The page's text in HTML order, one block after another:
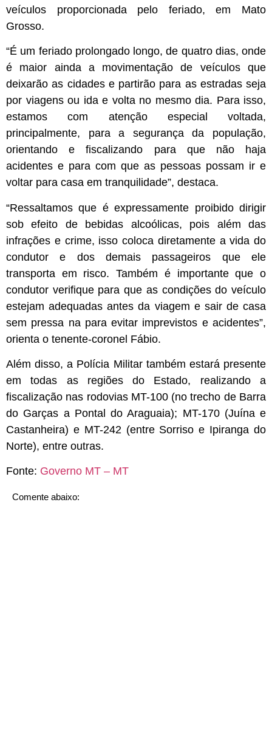
veículos proporcionada pelo feriado, em Mato
Grosso.
“É um feriado prolongado longo, de quatro dias, onde
é maior ainda a movimentação de veículos que
deixarão as cidades e partirão para as estradas seja
por viagens ou ida e volta no mesmo dia. Para isso,
estamos com atenção especial voltada,
principalmente, para a segurança da população,
orientando e fiscalizando para que não haja
acidentes e para com que as pessoas possam ir e
voltar para casa em tranquilidade”, destaca.
“Ressaltamos que é expressamente proibido dirigir
sob efeito de bebidas alcoólicas, pois além das
infrações e crime, isso coloca diretamente a vida do
condutor e dos demais passageiros que ele
transporta em risco. Também é importante que o
condutor verifique para que as condições do veículo
estejam adequadas antes da viagem e sair de casa
sem pressa na para evitar imprevistos e acidentes”,
orienta o tenente-coronel Fábio.
Além disso, a Polícia Militar também estará presente
em todas as regiões do Estado, realizando a
fiscalização nas rodovias MT-100 (no trecho de Barra
do Garças a Pontal do Araguaia); MT-170 (Juína e
Castanheira) e MT-242 (entre Sorriso e Ipiranga do
Norte), entre outras.
Fonte: Governo MT – MT
Comente abaixo: